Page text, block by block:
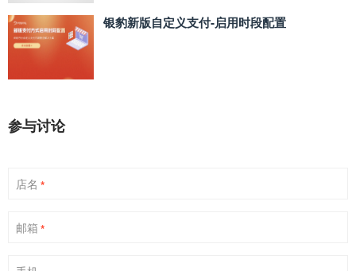
银豹新版自定义支付‑启用时段配置
参与讨论
店名 *
邮箱 *